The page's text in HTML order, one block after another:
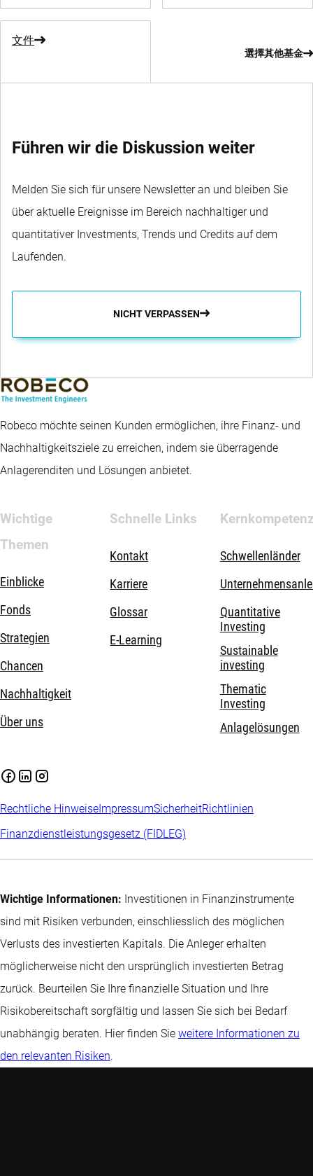
文件
選擇其他基金
Führen wir die Diskussion weiter
Melden Sie sich für unsere Newsletter an und bleiben Sie
über aktuelle Ereignisse im Bereich nachhaltiger und
quantitativer Investments, Trends und Credits auf dem
Laufenden.
NICHT VERPASSEN
Robeco möchte seinen Kunden ermöglichen, ihre Finanz- und
Nachhaltigkeitsziele zu erreichen, indem sie überragende
Anlagerenditen und Lösungen anbietet.
Wichtige
Themen
Einblicke
Fonds
Strategien
Chancen
Nachhaltigkeit
Über uns
Schnelle Links
Kontakt
Karriere
Glossar
E-Learning
Schwellenländer
Quantitative
Investing
Sustainable
investing
Thematic
Investing
Anlagelösungen
Rechtliche HinweiseImpressumSicherheitRichtlinien
Finanzdienstleistungsgesetz (FIDLEG)
Wichtige Informationen: Investitionen in Finanzinstrumente
sind mit Risiken verbunden, einschliesslich des möglichen
Verlusts des investierten Kapitals. Die Anleger erhalten
möglicherweise nicht den ursprünglich investierten Betrag
zurück. Beurteilen Sie Ihre finanzielle Situation und Ihre
Risikobereitschaft sorgfältig und lassen Sie sich bei Bedarf
unabhängig beraten. Hier finden Sie weitere Informationen zu
den relevanten Risiken.